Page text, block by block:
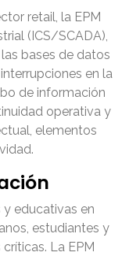
retail, la EPM
(ICS/SCADA),
bases de datos
en la
de información
operativa y
elementos
educativas en
estudiantes y
La EPM